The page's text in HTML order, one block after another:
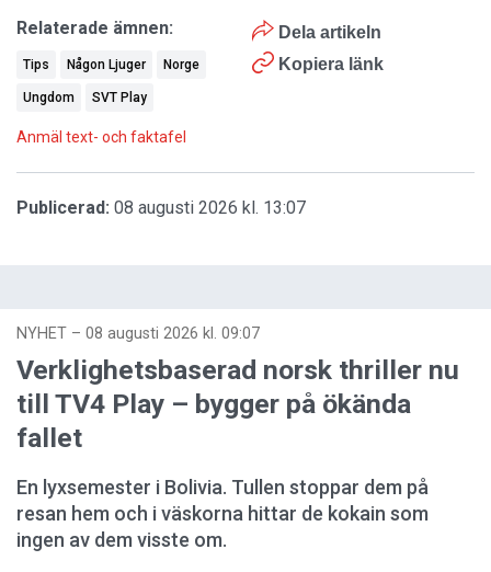
Dela artikeln
Kopiera länk
Relaterade ämnen:
Tips Någon Ljuger Norge
Ungdom SVT Play
Anmäl text- och faktafel
Publicerad: 08 augusti 2026 kl. 13:07
NYHET – 08 augusti 2026 kl. 09:07
Verklighetsbaserad norsk thriller nu
till TV4 Play – bygger på ökända
fallet
En lyxsemester i Bolivia. Tullen stoppar dem på
resan hem och i väskorna hittar de kokain som
ingen av dem visste om.